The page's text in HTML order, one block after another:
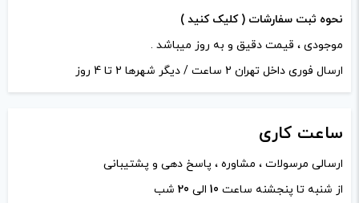
نحوه ثبت سفارشات ( کلیک کنید )
موجودی ، قیمت دقیق و به روز میباشد .
ارسال فوری داخل تهران 2 ساعت / دیگر شهرها 2 تا 4 روز
ساعت کاری
ارسالی مرسولات ، مشاوره ، پاسخ دهی و پشتیبانی
از شنبه تا پنجشنه ساعت 10 الی 20 شب